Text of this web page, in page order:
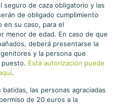
seguro de caza obligatorio y las
de obligado cumplimiento
en su caso, para el
menor de edad. En caso de que
deberá presentarse la
y la persona que
puesto. Esta autorización puede
.
las personas agraciadas
de 20 euros a la